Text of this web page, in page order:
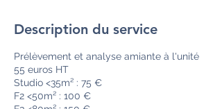
Description du service
Prélèvement et analyse amiante à l'unité
55 euros HT
Studio <35m² : 75 €
F2 <50m² : 100 €